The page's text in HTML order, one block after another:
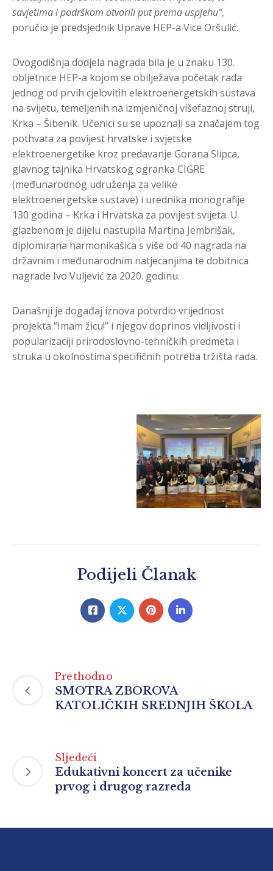
savjetima i podrškom otvorili put prema uspjehu“,
poručio je predsjednik Uprave HEP-a Vice Oršulić.
Ovogodišnja dodjela nagrada bila je u znaku 130.
obljetnice HEP-a kojom se obilježava početak rada
jednog od prvih cjelovitih elektroenergetskih sustava
na svijetu, temeljenih na izmjeničnoj višefaznoj struji,
Krka – Šibenik. Učenici su se upoznali sa značajem tog
pothvata za povijest hrvatske i svjetske
elektroenergetike kroz predavanje Gorana Slipca,
glavnog tajnika Hrvatskog ogranka CIGRE
(međunarodnog udruženja za velike
elektroenergetske sustave) i urednika monografije
130 godina – Krka i Hrvatska za povijest svijeta. U
glazbenom je dijelu nastupila Martina Jembrišak,
diplomirana harmonikašica s više od 40 nagrada na
državnim i međunarodnim natjecanjima te dobitnica
nagrade Ivo Vuljević za 2020. godinu.
Današnji je događaj iznova potvrdio vrijednost
projekta ”Imam žicu!” i njegov doprinos vidljivosti i
popularizaciji prirodoslovno-tehničkih predmeta i
struka u okolnostima specifičnih potreba tržišta rada.
Podijeli Članak
Prethodno
SMOTRA ZBOROVA
KATOLIČKIH SREDNJIH ŠKOLA
Sljedeći
Edukativni koncert za učenike
prvog i drugog razreda